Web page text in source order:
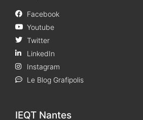
Facebook
Youtube
Twitter
LinkedIn
Instagram
Le Blog Grafipolis
IEQT Nantes